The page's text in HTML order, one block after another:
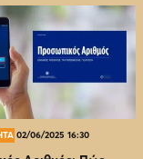
02/06/2025 16:30